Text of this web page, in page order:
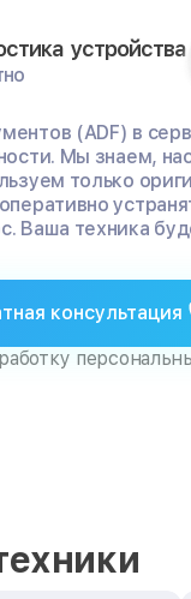
устройства
(ADF) в
Мы знаем,
только
Ваша техника
консультация